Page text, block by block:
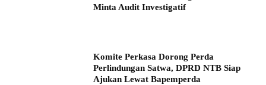
Minta Audit Investigatif
Komite Perkasa Dorong Perda
Perlindungan Satwa, DPRD NTB Siap
Ajukan Lewat Bapemperda